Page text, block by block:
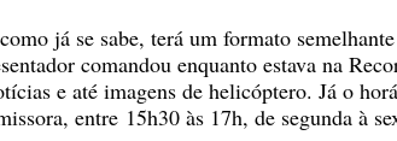
já se sabe, terá um formato
comandou enquanto estava na
e até imagens de helicóptero. Já o
entre 15h30 às 17h, de segunda à